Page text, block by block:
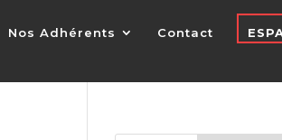
Nos Adhérents Contact